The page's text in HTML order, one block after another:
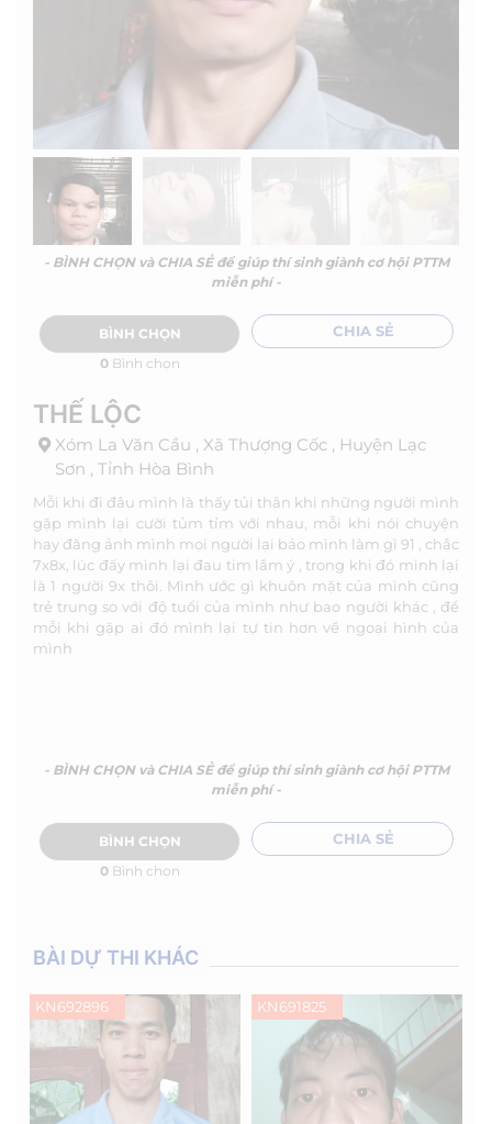
- BÌNH CHỌN và CHIA SẺ để giúp thí sinh giành cơ hội PTTM
miễn phí -
BÌNH CHỌN
0Bình chọn
CHIA SẺ
THẾ LỘC
Xóm La Văn Cầu , Xã Thượng Cốc , Huyện Lạc
Sơn , Tỉnh Hòa Bình
Mỗi khi đi đâu mình là thấy tủi thân khi những người mình
gặp mình lại cười tủm tỉm với nhau, mỗi khi nói chuyện
hay đăng ảnh mình mọi người lại bảo mình làm gì 91 , chắc
7x8x, lúc đấy mình lại đau tim lắm ý , trong khi đó mình lại
là 1 người 9x thôi. Mình ước gì khuôn mặt của mình cũng
trẻ trung so với độ tuổi của mình như bao người khác , để
mỗi khi gặp ai đó mình lại tự tin hơn về ngoại hình của
mình
- BÌNH CHỌN và CHIA SẺ để giúp thí sinh giành cơ hội PTTM
miễn phí -
BÌNH CHỌN
0Bình chọn
CHIA SẺ
BÀI DỰ THI KHÁC
KN692896 KN691825